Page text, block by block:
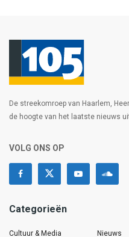
De streekomroep van Haarlem,
de hoogte van het laatste nieuws
VOLG ONS OP
Categorieën
Cultuur & Media
Nieuws